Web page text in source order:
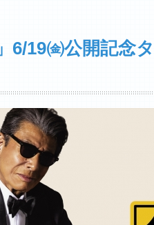
6/19㈮公開記